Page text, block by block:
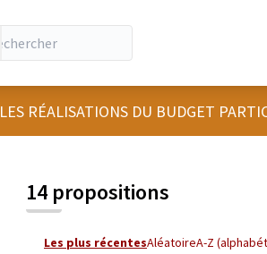
LES RÉALISATIONS DU BUDGET
14 propositions
Les plus récentesAléatoireA-Z